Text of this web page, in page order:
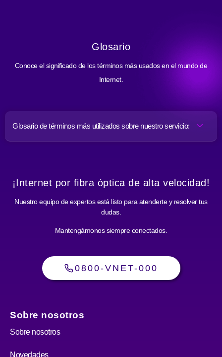
Glosario
Conoce el significado de los términos más usados en el mundo de
Internet.
Glosario de términos más utilizados sobre nuestro servicio:
¡Internet por fibra óptica de alta velocidad!
Nuestro equipo de expertos está listo para atenderte y resolver tus
dudas.
Mantengámonos siempre conectados.
0800-VNET-000
Sobre nosotros
Sobre nosotros
Novedades